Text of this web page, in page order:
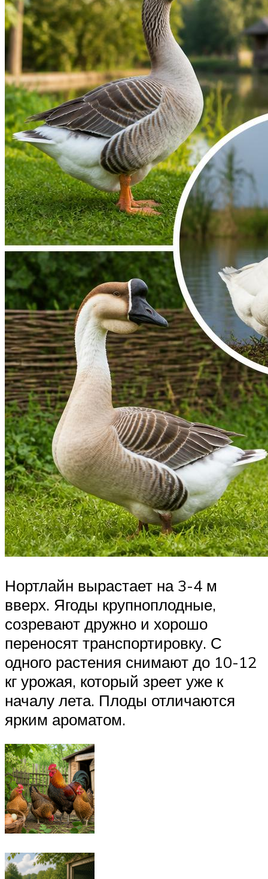
Нортлайн вырастает на 3-4 м
вверх. Ягоды крупноплодные,
созревают дружно и хорошо
переносят транспортировку. С
одного растения снимают до 10-12
кг урожая, который зреет уже к
началу лета. Плоды отличаются
ярким ароматом.